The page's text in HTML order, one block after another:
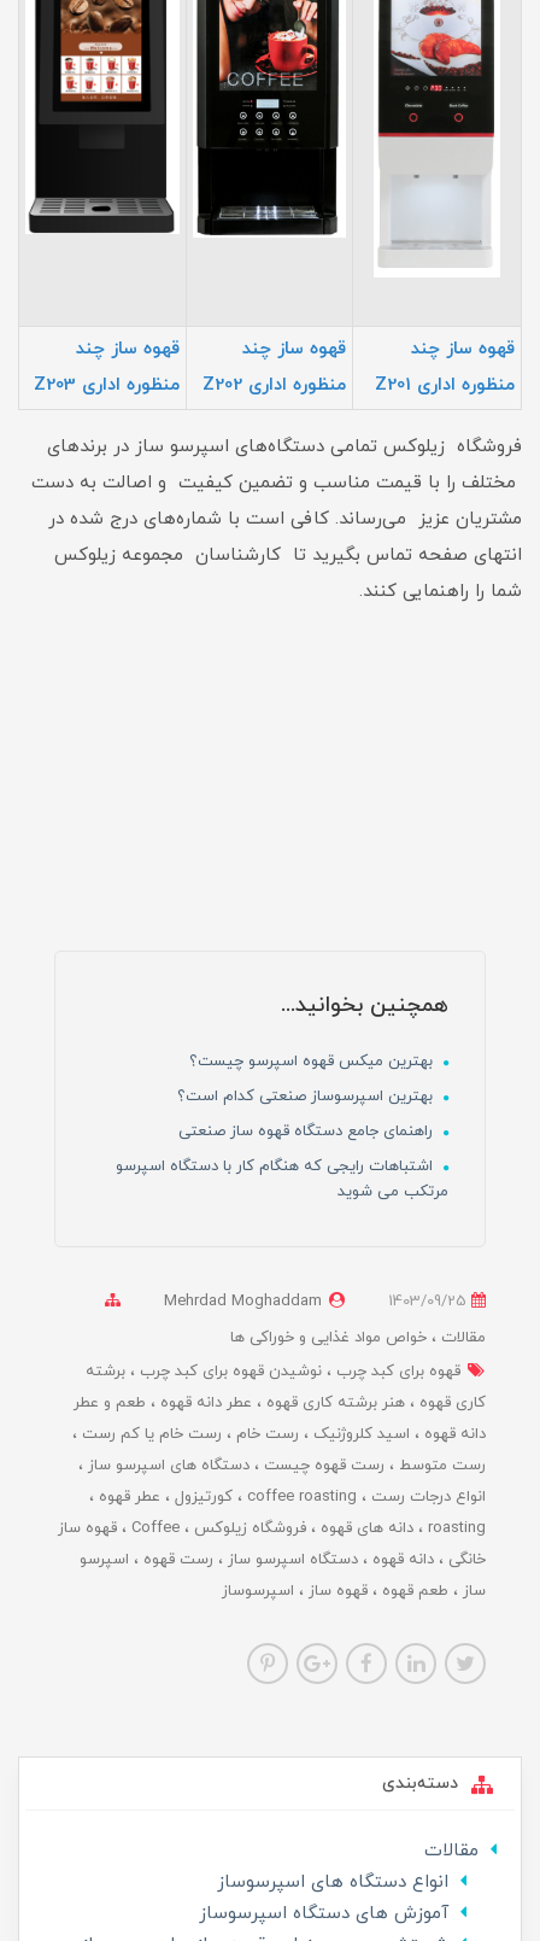
قهوه ساز چند
منظوره اداری Z201
قهوه ساز چند
منظوره اداری Z202
قهوه ساز چند
منظوره اداری Z203
فروشگاه زیلوکس تمامی دستگاه‌های اسپرسو ساز در برندهای
مختلف را با قیمت مناسب و تضمین کیفیت و اصالت به دست
مشتریان عزیز می‌رساند. کافی است با شماره‌های درج شده در
انتهای صفحه تماس بگیرید تا کارشناسان مجموعه زیلوکس
شما را راهنمایی کنند.
همچنین بخوانید...
بهترین میکس قهوه اسپرسو چیست؟
بهترین اسپرسوساز صنعتی کدام است؟
راهنمای جامع دستگاه قهوه ساز صنعتی
اشتباهات رایجی که هنگام کار با دستگاه اسپرسو
مرتکب می شوید
Mehrdad Moghaddam
مقالات
خواص مواد غذایی و خوراکی ها
قهوه برای کبد چرب
نوشیدن قهوه برای کبد چرب
برشته
کاری قهوه
هنر برشته کاری قهوه عطر دانه قهوه
طعم و عطر
دانه قهوه
اسید کلروژنیک رست خام
رست خام یا کم رست
رست متوسط
رست قهوه چیست
دستگاه های اسپرسو ساز
انواع درجات رست
coffee roasting کورتیزول
عطر قهوه
roasting
دانه های قهوه فروشگاه زیلوکس Coffee
قهوه ساز
خانگی
دانه قهوه دستگاه اسپرسو ساز رست قهوه
اسپرسو
ساز
طعم قهوه قهوه ساز اسپرسوساز
دسته‌بندی
مقالات
انواع دستگاه های اسپرسوساز
آموزش های دستگاه اسپرسوساز